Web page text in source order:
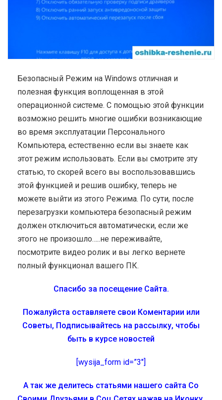
Безопасный Режим на Windows отличная и
полезная функция воплощенная в этой
операционной системе. С помощью этой функции
возможно решить многие ошибки возникающие
во время эксплуатации Персонального
Компьютера, естественно если вы знаете как
этот режим использовать. Если вы смотрите эту
статью, то скорей всего вы воспользовавшись
этой функцией и решив ошибку, теперь не
можете выйти из этого Режима. По сути, после
перезагрузки компьютера безопасный режим
должен отключиться автоматически, если же
этого не произошло…..не переживайте,
посмотрите видео ролик и вы легко вернете
полный функционал вашего ПК.
Спасибо за посещение Сайта.
Пожалуйста оставляете свои Коментарии или
Советы, Подписывайтесь на рассылку, чтобы
быть в курсе новостей
[wysija_form id=”3″]
А так же делитесь статьями нашего сайта Со